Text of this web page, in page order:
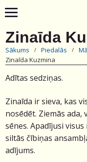
Zinaīda
Sākums Piedalās
Zinaīda Kuzmina
Adītas sedziņas.
Zinaīda ir sieva, kas
nosēdēt. Ziemās ada,
sēnes. Apadījusi
siltās čībiņas
adījums.